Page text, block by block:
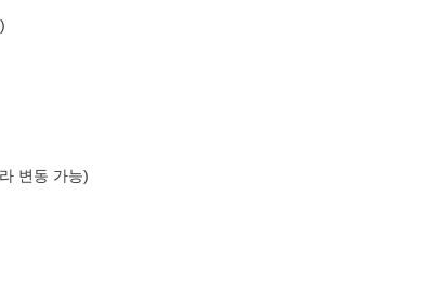
변동 가능)